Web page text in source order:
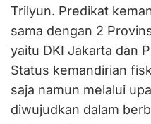
Trilyun. Predikat
sama dengan 2
yaitu DKI Jakarta dan
Status kemandirian
saja namun melalui
diwujudkan dalam